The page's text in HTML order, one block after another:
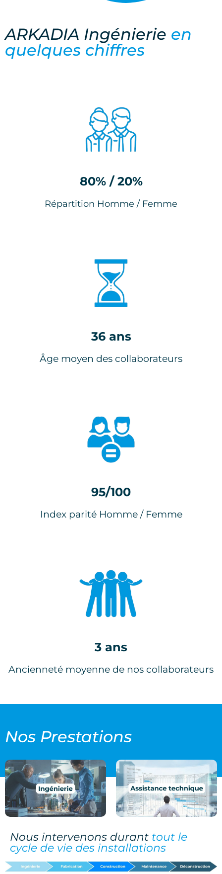
ARKADIA Ingénierie en
quelques chiffres
80% / 20%
Répartition Homme / Femme
36 ans
Âge moyen des collaborateurs
95/100
Index parité Homme / Femme
3 ans
Ancienneté moyenne de nos collaborateurs
Nos Prestations
Nous intervenons durant tout le
cycle de vie des installations